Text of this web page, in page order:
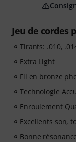
Jeu de cordes
Tirants: .010,
Extra Light
Fil en bronze
Technologie
Enroulement
Excellents son,
Bonne